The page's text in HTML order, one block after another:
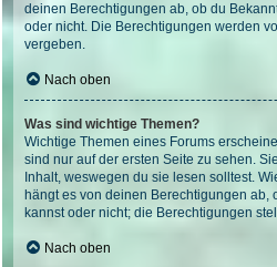
deinen Berechtigungen ab, ob du
oder nicht. Die Berechtigungen werden
vergeben.
Nach oben
Was sind wichtige Themen?
Wichtige Themen eines Forums
sind nur auf der ersten Seite zu sehen.
Inhalt, weswegen du sie lesen solltest.
hängt es von deinen Berechtigungen ab,
kannst oder nicht; die Berechtigungen
Nach oben